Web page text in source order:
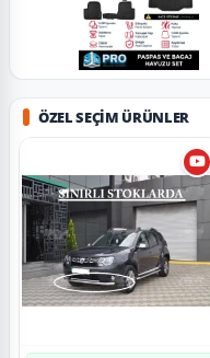
ÖZEL SEÇIM ÜRÜNLER